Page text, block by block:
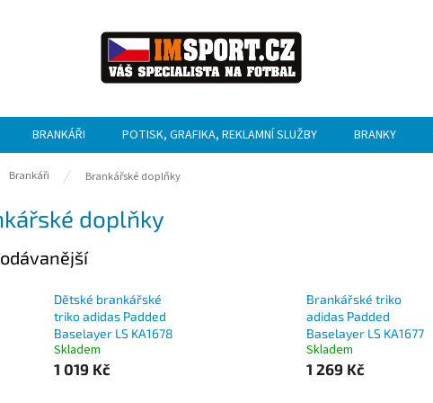
BRANKÁŘI POTISK, GRAFIKA, REKLAMNÍ SLUŽBY BRANKY
Brankáři Brankářské doplňky
doplňky
Dětské brankářské
triko adidas Padded
Baselayer LS KA1678
Skladem
1 019 Kč
Brankářské triko
adidas Padded
Baselayer LS KA1677
Skladem
1 269 Kč